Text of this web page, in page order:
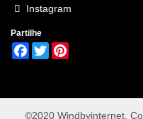
Instagram
Partilhe
Facebook
Twitter
©2020 Windbyinternet,